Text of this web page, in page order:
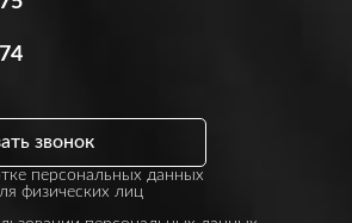
персональных данных
физических лиц
звонок